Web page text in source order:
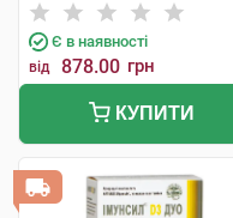
Є в наявності
від 878.00 грн
КУПИТИ